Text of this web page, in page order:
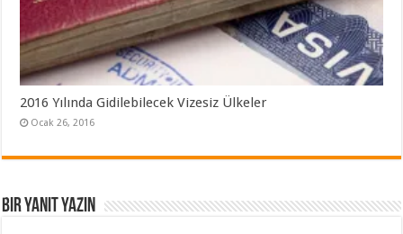
2016 Yılında Gidilebilecek Vizesiz Ülkeler
Ocak 26, 2016
Bir yanıt yazın